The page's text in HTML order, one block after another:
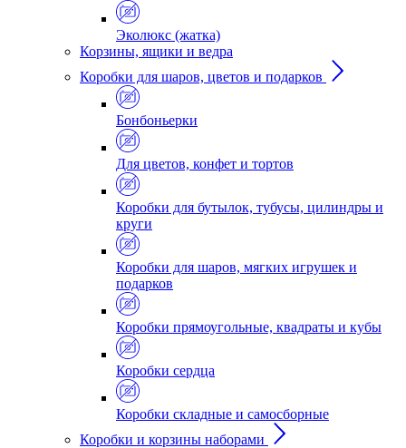
Эколюкс (жатка)
Корзины, ящики и ведра
Коробки для шаров, цветов и подарков
Бонбоньерки
Для цветов, конфет и тортов
Коробки для бутылок, тубусы, цилиндры и
круги
Коробки для шаров, мягких игрушек и
подарков
Коробки прямоугольные, квадраты и кубы
Коробки сердца
Коробки складные и самосборные
Коробки и корзины наборами